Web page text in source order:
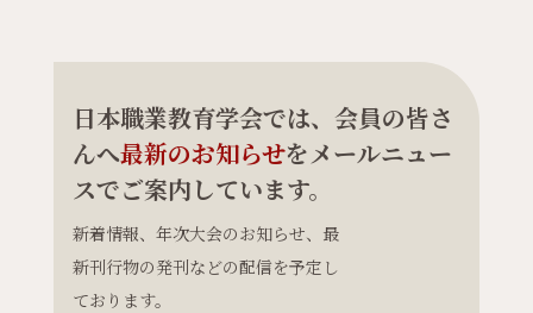
日本職業教育学会では、会員の皆さ
んへ最新のお知らせをメールニュー
スでご案内しています。
新着情報、年次大会のお知らせ、最
新刊行物の発刊などの配信を予定し
ております。